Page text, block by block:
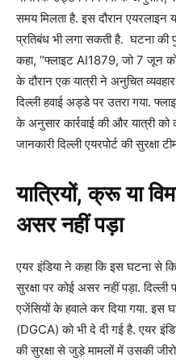
समय मिलता है. इस दौरान एयरलाइन
प्रतिबंध भी लगा सकती है. घटना की
कहा, “फ्लाइट AI1879, जो 7 जून को
के दौरान एक यात्री ने अनुचित
दिल्ली हवाई अड्डे पर उतरा गया.
के अनुसार कार्रवाई की और यात्री
जानकारी दिल्ली एयरपोर्ट की सुरक्षा
यात्रियों, क्रू या
असर नहीं पड़ा
एयर इंडिया ने कहा कि इस घटना से
सुरक्षा पर कोई असर नहीं पड़ा. दिल्ली
एजेंसियों के हवाले कर दिया गया. इस
(DGCA) को भी दे दी गई है. एयर
की सुरक्षा से जुड़े मामलों में उसकी